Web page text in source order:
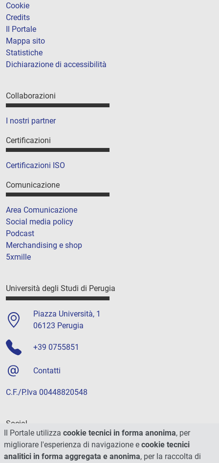
Cookie
Credits
Il Portale
Mappa sito
Statistiche
Dichiarazione di accessibilità
Collaborazioni
I nostri partner
Certificazioni
Certificazioni ISO
Comunicazione
Area Comunicazione
Social media policy
Podcast
Merchandising e shop
5xmille
Università degli Studi di Perugia
Piazza Università, 1
06123 Perugia
+39 0755851
Contatti
C.F./P.Iva 00448820548
Social
Il Portale utilizza cookie tecnici in forma anonima, per
migliorare l'esperienza di navigazione e cookie tecnici
analitici in forma aggregata e anonima, per la raccolta di